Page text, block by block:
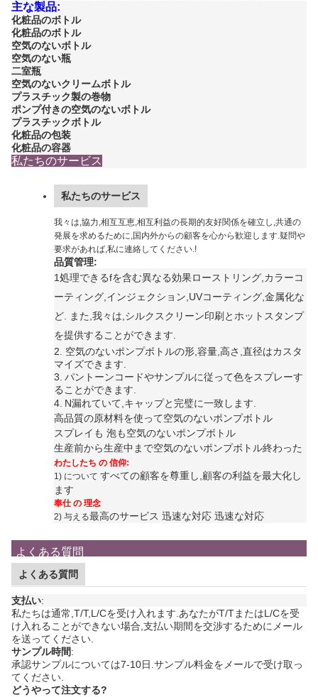
主な製品:
化粧品のボトル
化粧品のボトル
空気のないボトル
空気のない瓶
二室瓶
空気のないクリームボトル
プラスチック製の巻物
ポンプ付きの空気のないボトル
プラスチックボトル
化粧品の包装
化粧品の容器
私たちのサービス
私たちのサービス
我々は,協力,相互互恵,相互利益の長期的友好関係を確立し,共通の
発展を求めるために,国内外からの顧客を心から歓迎します.疑問や
要求があれば,私に連絡してください.!
品質管理:
1処理できるfを含む異なる効果ローストリング,カラーコ
ーティング,インジェクション,UVコーティング,金属化な
ど. また,我々は,シルクスクリーン印刷とホットスタンプ
を提供することができます.
2. 空気のないポンプボトルの形,容量,高さ,直径はカスタ
マイズできます.
3. パントーンコードやサンプルに従って色をスプレーす
ることができます.
4. N漏れていて,キャップと完璧に一致します.
高品質の原材料を使って空気のないポンプボトル
スプレイも 泡も空気のないポンプボトル
生産前から生産中まで空気のないポンプボトル終わった
わたしたち の 信仰:
1) について すべての顧客を尊重し,顧客の利益を最大化し
ます
奉仕 の 理念
2) 与える最高のサービス 迅速な対応 迅速な対応
よくある質問
よくある質問
支払い:
私たちは通常,T/T,L/Cを受け入れます.あなたがT/TまたはL/Cを受
け入れることができない場合,支払い期間を交渉するためにメール
を送ってください.
サンプル時間:
承認サンプルについては7-10日.サンプル料金をメールで受け取っ
てください.
どうやって注文する?